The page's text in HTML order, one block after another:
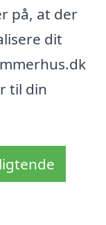
på, at der
dit
til din